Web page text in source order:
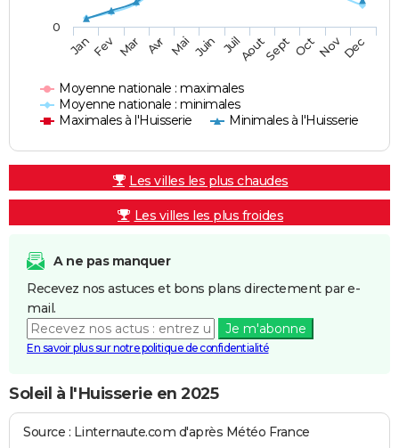
Moyenne nationale : maximales
Moyenne nationale : minimales
Maximales à l'Huisserie
Minimales à l'Huisserie
JanFev Mar Avr Mai Juin JuilAoutSept OctNovDec
0
Les villes les plus chaudes
Les villes les plus froides
A ne pas manquer
Recevez nos astuces et bons plans directement par e-
mail.
Je m'abonne
En savoir plus sur notre politique de confidentialité
Soleil à l'Huisserie en 2025
Source : Linternaute.com d'après Météo France